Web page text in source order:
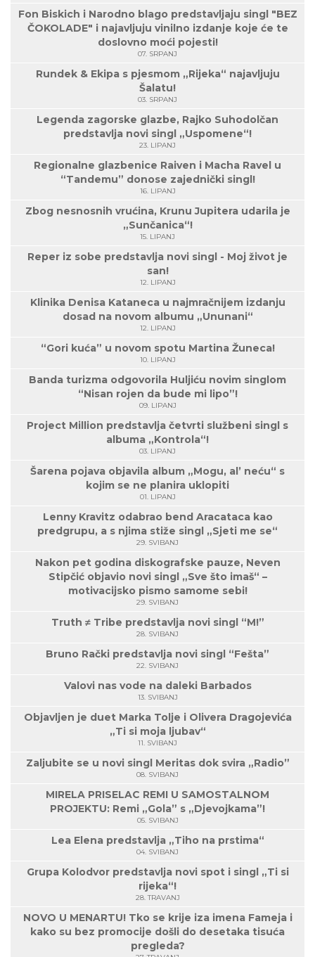
Fon Biskich i Narodno blago predstavljaju singl "BEZ
ČOKOLADE" i najavljuju vinilno izdanje koje će te
doslovno moći pojesti!
07. SRPANJ
Rundek & Ekipa s pjesmom „Rijeka“ najavljuju
Šalatu!
03. SRPANJ
Legenda zagorske glazbe, Rajko Suhodolčan
predstavlja novi singl „Uspomene“!
23. LIPANJ
Regionalne glazbenice Raiven i Macha Ravel u
“Tandemu” donose zajednički singl!
16. LIPANJ
Zbog nesnosnih vrućina, Krunu Jupitera udarila je
„Sunčanica“!
15. LIPANJ
Reper iz sobe predstavlja novi singl - Moj život je
san!
12. LIPANJ
Klinika Denisa Kataneca u najmračnijem izdanju
dosad na novom albumu „Ununani“
12. LIPANJ
“Gori kuća” u novom spotu Martina Žuneca!
10. LIPANJ
Banda turizma odgovorila Huljiću novim singlom
“Nisan rojen da bude mi lipo”!
09. LIPANJ
Project Million predstavlja četvrti službeni singl s
albuma „Kontrola“!
03. LIPANJ
Šarena pojava objavila album „Mogu, al’ neću“ s
kojim se ne planira uklopiti
01. LIPANJ
Lenny Kravitz odabrao bend Aracataca kao
predgrupu, a s njima stiže singl „Sjeti me se“
29. SVIBANJ
Nakon pet godina diskografske pauze, Neven
Stipčić objavio novi singl „Sve što imaš“ –
motivacijsko pismo samome sebi!
29. SVIBANJ
Truth ≠ Tribe predstavlja novi singl “M!”
28. SVIBANJ
Bruno Rački predstavlja novi singl “Fešta”
22. SVIBANJ
Valovi nas vode na daleki Barbados
13. SVIBANJ
Objavljen je duet Marka Tolje i Olivera Dragojevića
„Ti si moja ljubav“
11. SVIBANJ
Zaljubite se u novi singl Meritas dok svira „Radio”
08. SVIBANJ
MIRELA PRISELAC REMI U SAMOSTALNOM
PROJEKTU: Remi „Gola” s „Djevojkama”!
05. SVIBANJ
Lea Elena predstavlja „Tiho na prstima“
04. SVIBANJ
Grupa Kolodvor predstavlja novi spot i singl „Ti si
rijeka“!
28. TRAVANJ
NOVO U MENARTU! Tko se krije iza imena Fameja i
kako su bez promocije došli do desetaka tisuća
pregleda?